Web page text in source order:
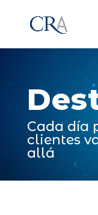
vídeo
Cada día
clientes
allá